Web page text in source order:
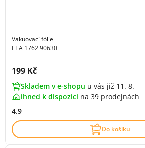
Vakuovací fólie
ETA 1762 90630
Cena s DPH:
199 Kč
Skladem v e-shopu u vás již 11. 8.
ihned k dispozici na 39 prodejnách
4.9
Do košíku